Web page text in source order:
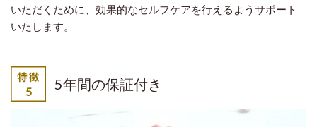
いただくために、効果的なセルフケアを行えるようサポート
いたします。
5年間の保証付き